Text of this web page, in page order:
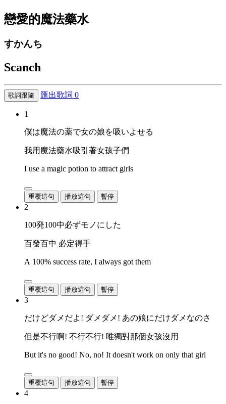
戀愛的魔法藥水
すかんち
Scanch
歌詞跟隨 匯出歌詞 0
1
僕は魔法の薬で女の娘を吸いよせる
我用魔法藥水吸引著女孩子們
I use a magic potion to attract girls
重覆這句 播放這句 暫停
2
100発100中必ずモノにした
百發百中 必定得手
A 100% success rate, I always got them
重覆這句 播放這句 暫停
3
だけどダメだよ! ダメダメ! あの娘にだけダメなのさ
但是不行啊! 不行不行! 唯獨對那個女孩沒用
But it's no good! No, no! It doesn't work on only that girl
重覆這句 播放這句 暫停
4